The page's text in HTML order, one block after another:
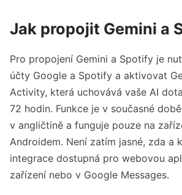
Jak propojit Gemini a
Pro propojení Gemini a Spotify je
účty Google a Spotify a aktivovat
Activity, která uchovává vaše AI
72 hodin. Funkce je v současné
v angličtině a funguje pouze na
Androidem. Není zatím jasné, zda a
integrace dostupná pro webovou
zařízení nebo v Google Messages.